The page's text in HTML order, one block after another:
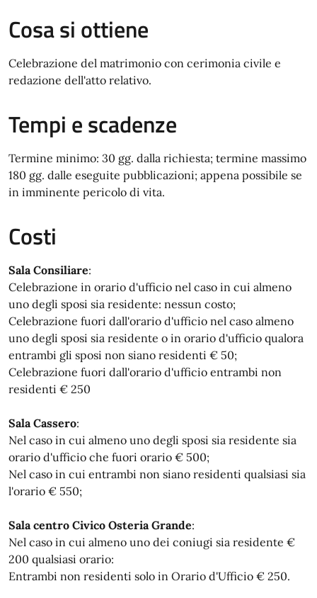
Cosa si ottiene
Celebrazione del matrimonio con cerimonia civile e
redazione dell'atto relativo.
Tempi e scadenze
Termine minimo: 30 gg. dalla richiesta; termine massimo
180 gg. dalle eseguite pubblicazioni; appena possibile se
in imminente pericolo di vita.
Costi
Sala Consiliare:
Celebrazione in orario d'ufficio nel caso in cui almeno
uno degli sposi sia residente: nessun costo;
Celebrazione fuori dall'orario d'ufficio nel caso almeno
uno degli sposi sia residente o in orario d'ufficio qualora
entrambi gli sposi non siano residenti € 50;
Celebrazione fuori dall'orario d'ufficio entrambi non
residenti € 250
Sala Cassero:
Nel caso in cui almeno uno degli sposi sia residente sia
orario d'ufficio che fuori orario € 500;
Nel caso in cui entrambi non siano residenti qualsiasi sia
l'orario € 550;
Sala centro Civico Osteria Grande:
Nel caso in cui almeno uno dei coniugi sia residente €
200 qualsiasi orario:
Entrambi non residenti solo in Orario d'Ufficio € 250.